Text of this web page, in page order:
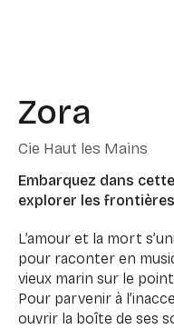
Zora
Cie Haut les Mains
Embarquez dans
explorer les
L’amour et la mort
pour raconter en
vieux marin sur le
Pour parvenir à
ouvrir la boîte de ses